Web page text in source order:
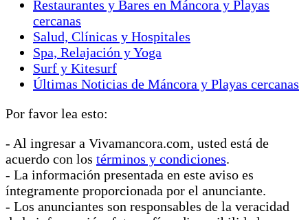
Restaurantes y Bares en Máncora y Playas
cercanas
Salud, Clínicas y Hospitales
Spa, Relajación y Yoga
Surf y Kitesurf
Últimas Noticias de Máncora y Playas cercanas
Por favor lea esto:
- Al ingresar a Vivamancora.com, usted está de
acuerdo con los términos y condiciones.
- La información presentada en este aviso es
íntegramente proporcionada por el anunciante.
- Los anunciantes son responsables de la veracidad